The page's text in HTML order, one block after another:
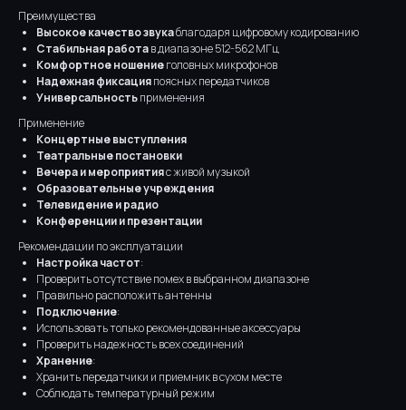
Преимущества
Высокое качество звукаблагодаря цифровому кодированию
Стабильная работав диапазоне 512-562 МГц
Комфортное ношениеголовных микрофонов
Надежная фиксацияпоясных передатчиков
Универсальностьприменения
Применение
Концертные выступления
Театральные постановки
Вечера и мероприятияс живой музыкой
Образовательные учреждения
Телевидение и радио
Конференции и презентации
Рекомендации по эксплуатации
Настройка частот:
Проверить отсутствие помех в выбранном диапазоне
Правильно расположить антенны
Подключение:
Использовать только рекомендованные аксессуары
Проверить надежность всех соединений
Хранение:
Хранить передатчики и приемник в сухом месте
Соблюдать температурный режим